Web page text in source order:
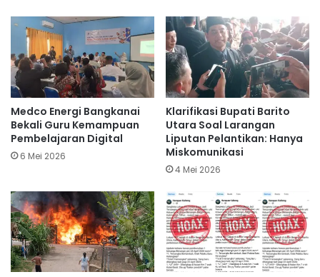
Medco Energi Bangkanai
Bekali Guru Kemampuan
Pembelajaran Digital
6 Mei 2026
Klarifikasi Bupati Barito
Utara Soal Larangan
Liputan Pelantikan: Hanya
Miskomunikasi
4 Mei 2026